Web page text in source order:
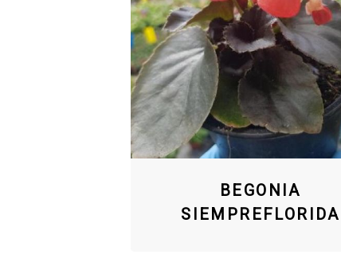
BEGONIA
SIEMPREFLORIDA